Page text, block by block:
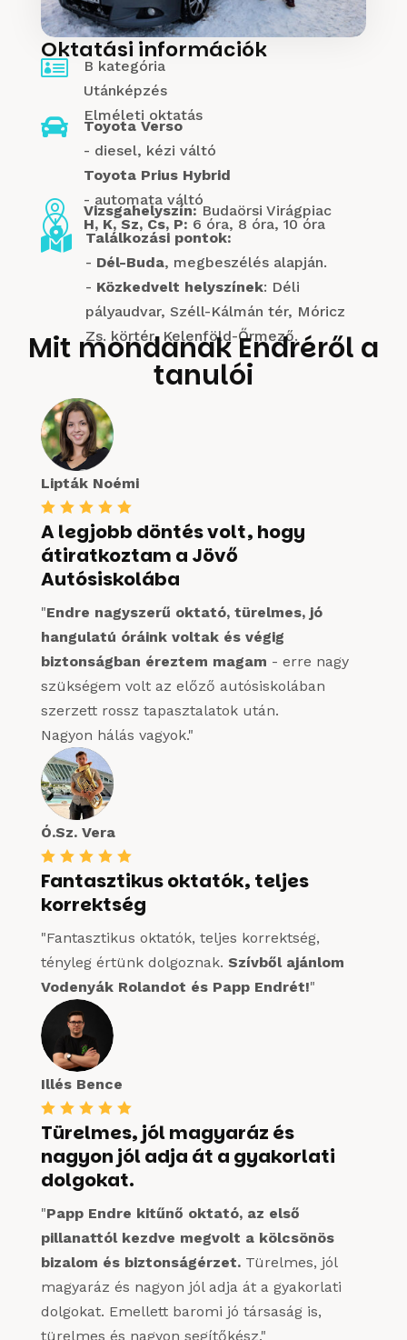
Oktatási információk

B kategória
Utánképzés
Elméleti oktatás

Toyota Verso
- diesel, kézi váltó
Toyota Prius Hybrid
- automata váltó
 Vizsgahelyszín: Budaörsi Virágpiac
} H, K, Sz, Cs, P: 6 óra, 8 óra, 10 óra

Találkozási pontok:
- Dél-Buda, megbeszélés alapján.
- Közkedvelt helyszínek: Déli
pályaudvar, Széll-Kálmán tér, Móricz
Zs. körtér, Kelenföld-Őrmező.
Mit mondanak Endréről a
tanulói
Lipták Noémi
    
A legjobb döntés volt, hogy
átiratkoztam a Jövő
Autósiskolába
"Endre nagyszerű oktató, türelmes, jó
hangulatú óráink voltak és végig
biztonságban éreztem magam - erre nagy
szükségem volt az előző autósiskolában
szerzett rossz tapasztalatok után.
Nagyon hálás vagyok."
Ó.Sz. Vera
    
Fantasztikus oktatók, teljes
korrektség
"Fantasztikus oktatók, teljes korrektség,
tényleg értünk dolgoznak. Szívből ajánlom
Vodenyák Rolandot és Papp Endrét!"
Illés Bence
    
Türelmes, jól magyaráz és
nagyon jól adja át a gyakorlati
dolgokat.
"Papp Endre kitűnő oktató, az első
pillanattól kezdve megvolt a kölcsönös
bizalom és biztonságérzet.Türelmes, jól
magyaráz és nagyon jól adja át a gyakorlati
dolgokat. Emellett baromi jó társaság is,
türelmes és nagyon segítőkész."